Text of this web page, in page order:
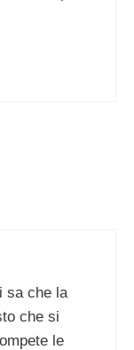
sa che la
che si
le